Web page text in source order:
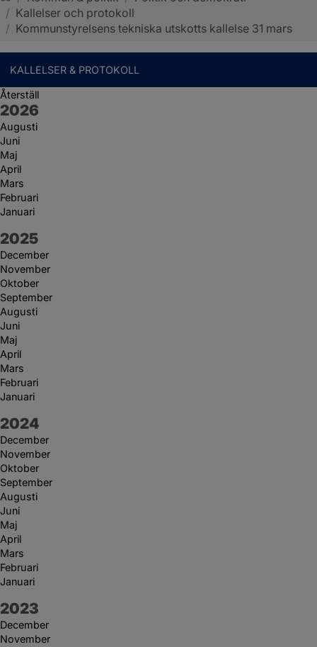
Sotenäs kommun
/ Kallelser och protokoll
/ Kommunstyrelsens tekniska utskotts kallelse 31 mars
KALLELSER & PROTOKOLL
Återställ
År:
2026
Augusti
Juni
Maj
April
Mars
Februari
Januari
År:
2025
December
November
Oktober
September
Augusti
Juni
Maj
April
Mars
Februari
Januari
År:
2024
December
November
Oktober
September
Augusti
Juni
Maj
April
Mars
Februari
Januari
År:
2023
December
November